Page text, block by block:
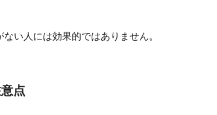
い人には効果的ではありません。
点